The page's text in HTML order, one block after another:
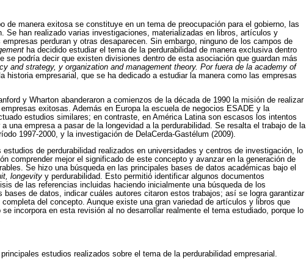
de manera exitosa se constituye en un tema de preocupación para el gobierno, las
Se han realizado varias investigaciones, materializadas en libros, artículos y
perduran y otras desaparecen. Sin embargo, ninguno de los campos de
ha decidido estudiar el tema de la perdurabilidad de manera exclusiva dentro
se podría decir que existen divisiones dentro de esta asociación que guardan más
and strategy, y organization and management theory. Por fuera de la academy of
historia empresarial, que se ha dedicado a estudiar la manera como las empresas
y Wharton abanderaron a comienzos de la década de 1990 la misión de realizar
exitosas. Además en Europa la escuela de negocios ESADE y la
estudios similares; en contraste, en América Latina son escasos los intentos
una empresa a pasar de la longevidad a la perdurabilidad. Se resalta el trabajo de la
1997-2000, y la investigación de DelaCerda-Gastélum (2009).
de perdurabilidad realizados en universidades y centros de investigación, lo
comprender mejor el significado de este concepto y avanzar en la generación de
Se hizo una búsqueda en las principales bases de datos académicas bajo el
longevity y perdurabilidad. Esto permitió identificar algunos documentos
de las referencias incluidas haciendo inicialmente una búsqueda de los
de datos, indicar cuáles autores citaron estos trabajos; así se logra garantizar
del concepto. Aunque existe una gran variedad de artículos y libros que
incorpora en esta revisión al no desarrollar realmente el tema estudiado, porque lo
estudios realizados sobre el tema de la perdurabilidad empresarial.